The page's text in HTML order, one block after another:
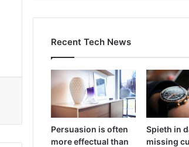
Recent Tech News
Persuasion is often
more effectual than
Spieth in
missing